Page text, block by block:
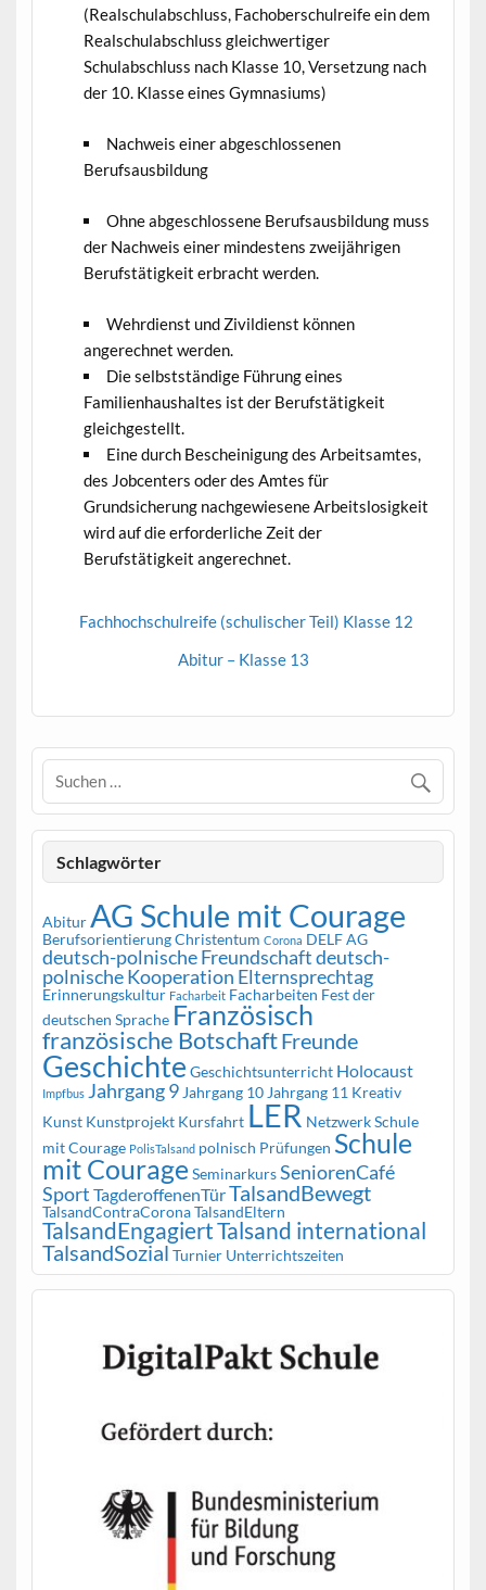
(Realschulabschluss, Fachoberschulreife ein dem
Realschulabschluss gleichwertiger
Schulabschluss nach Klasse 10, Versetzung nach
der 10. Klasse eines Gymnasiums)
Nachweis einer abgeschlossenen
Berufsausbildung
Ohne abgeschlossene Berufsausbildung muss
der Nachweis einer mindestens zweijährigen
Berufstätigkeit erbracht werden.
Wehrdienst und Zivildienst können
angerechnet werden.
Die selbstständige Führung eines
Familienhaushaltes ist der Berufstätigkeit
gleichgestellt.
Eine durch Bescheinigung des Arbeitsamtes,
des Jobcenters oder des Amtes für
Grundsicherung nachgewiesene Arbeitslosigkeit
wird auf die erforderliche Zeit der
Berufstätigkeit angerechnet.
Fachhochschulreife (schulischer Teil) Klasse 12
Abitur – Klasse 13
Schlagwörter
AbiturAG Schule mit Courage
BerufsorientierungChristentum Corona DELF AG
deutsch-polnische Freundschaftdeutsch-
polnische Kooperation Elternsprechtag
Erinnerungskultur Facharbeit Facharbeiten Fest der
deutschen Sprache Französisch
französische BotschaftFreunde
Geschichte Geschichtsunterricht Holocaust
Impfbus Jahrgang 9 Jahrgang 10 Jahrgang 11 Kreativ
Kunst Kunstprojekt Kursfahrt LER Netzwerk Schule
mit Courage PolisTalsand polnisch Prüfungen Schule
mit Courage SeminarkursSeniorenCafé
Sport TagderoffenenTürTalsandBewegt
TalsandContraCoronaTalsandEltern
TalsandEngagiertTalsand international
TalsandSozial Turnier Unterrichtszeiten